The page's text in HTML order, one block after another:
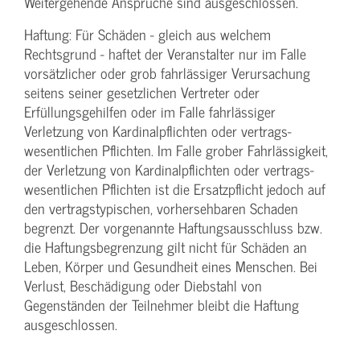
Haftung: Für Schäden - gleich aus welchem
Rechtsgrund - haftet der Veranstalter nur im Falle
vorsätzlicher oder grob fahrlässiger Verursachung
seitens seiner gesetzlichen Vertreter oder
Erfüllungsgehilfen oder im Falle fahrlässiger
Verletzung von Kardinalpflichten oder vertrags­
wesentlichen Pflichten. Im Falle grober Fahrlässigkeit,
der Verletzung von Kardinalpflichten oder vertrags­
wesentlichen Pflichten ist die Ersatzpflicht jedoch auf
den vertragstypischen, vorhersehbaren Schaden
begrenzt. Der vorgenannte Haftungs­ausschluss bzw.
die Haftungs­begrenzung gilt nicht für Schäden an
Leben, Körper und Gesundheit eines Menschen. Bei
Verlust, Beschädigung oder Diebstahl von
Gegenständen der Teilnehmer bleibt die Haftung
ausgeschlossen.